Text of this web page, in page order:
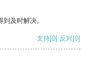
及时解决。
支持[0] 反对[0]